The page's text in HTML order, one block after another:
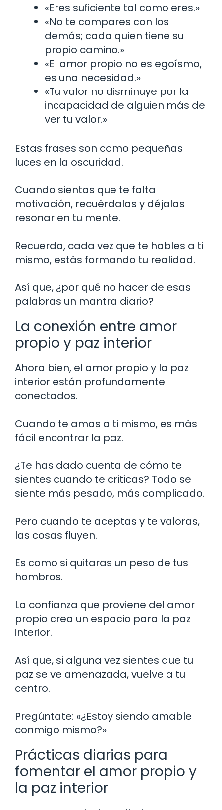
«Eres suficiente tal como eres.»
«No te compares con los
demás; cada quien tiene su
propio camino.»
«El amor propio no es egoísmo,
es una necesidad.»
«Tu valor no disminuye por la
incapacidad de alguien más de
ver tu valor.»
Estas frases son como pequeñas
luces en la oscuridad.
Cuando sientas que te falta
motivación, recuérdalas y déjalas
resonar en tu mente.
Recuerda, cada vez que te hables a ti
mismo, estás formando tu realidad.
Así que, ¿por qué no hacer de esas
palabras un mantra diario?
La conexión entre amor
propio y paz interior
Ahora bien, el amor propio y la paz
interior están profundamente
conectados.
Cuando te amas a ti mismo, es más
fácil encontrar la paz.
¿Te has dado cuenta de cómo te
sientes cuando te criticas? Todo se
siente más pesado, más complicado.
Pero cuando te aceptas y te valoras,
las cosas fluyen.
Es como si quitaras un peso de tus
hombros.
La confianza que proviene del amor
propio crea un espacio para la paz
interior.
Así que, si alguna vez sientes que tu
paz se ve amenazada, vuelve a tu
centro.
Pregúntate: «¿Estoy siendo amable
conmigo mismo?»
Prácticas diarias para
fomentar el amor propio y
la paz interior